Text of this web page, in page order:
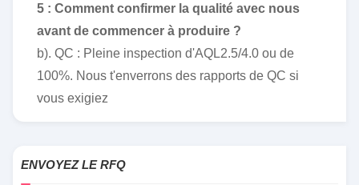
5 : Comment confirmer la qualité avec nous
avant de commencer à produire ?
b). QC : Pleine inspection d'AQL2.5/4.0 ou de
100%. Nous t'enverrons des rapports de QC si
vous exigiez
ENVOYEZ LE RFQ